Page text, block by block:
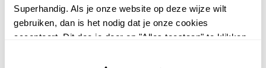
Superhandig. Als je onze website op deze wijze wilt
gebruiken, dan is het nodig dat je onze cookies
accepteert. Dit doe je door op "Alles toestaan" te klikken.
website niet optimaal functioneert.